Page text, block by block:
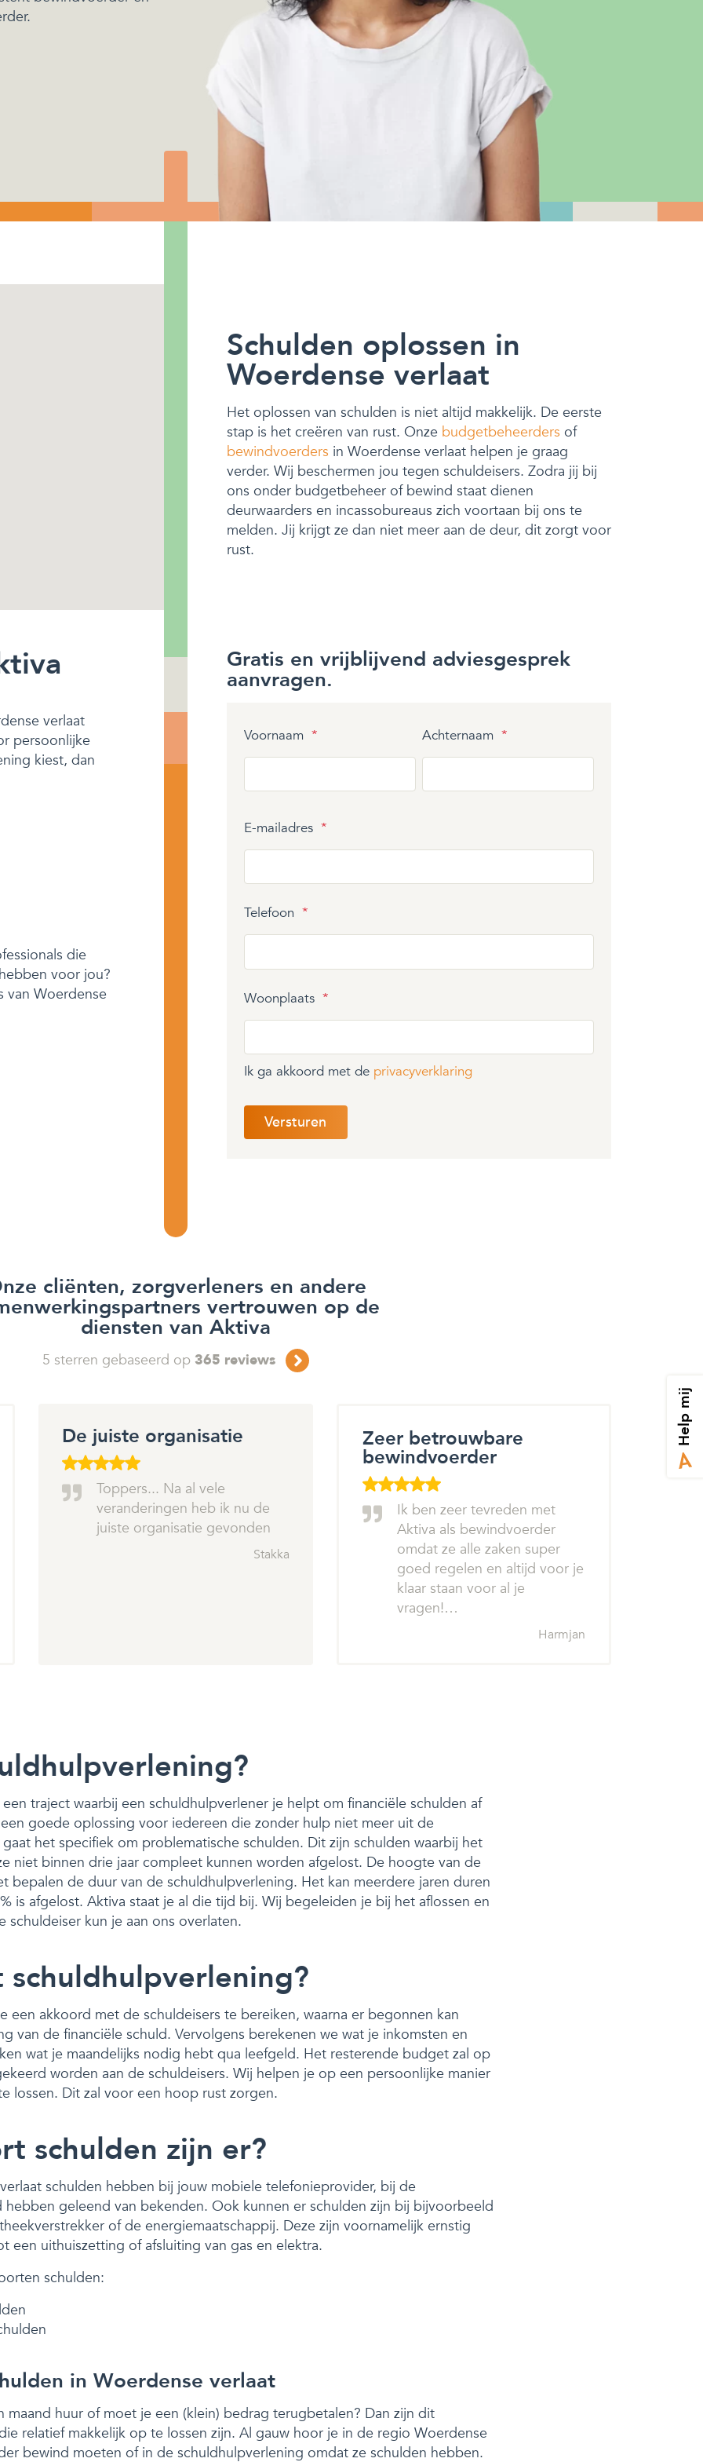
Help mij
Schulden oplossen in
Woerdense verlaat
Het oplossen van schulden is niet altijd makkelijk. De eerste
stap is het creëren van rust. Onze budgetbeheerders of
bewindvoerders in Woerdense verlaat helpen je graag
verder. Wij beschermen jou tegen schuldeisers. Zodra jij bij
ons onder budgetbeheer of bewind staat dienen
deurwaarders en incassobureaus zich voortaan bij ons te
melden. Jij krijgt ze dan niet meer aan de deur, dit zorgt voor
rust.
verlaat
persoonlijke
kiest, dan
die
voor jou?
van Woerdense
Gratis en vrijblijvend adviesgesprek
aanvragen.
Voornaam * Achternaam *
E-mailadres *
Telefoon *
Woonplaats *
Ik ga akkoord met de privacyverklaring
cliënten, zorgverleners en andere
vertrouwen op de
diensten van Aktiva
5 sterren gebaseerd op 365 reviews
De juiste organisatie
Toppers... Na al vele
veranderingen heb ik nu de
juiste organisatie gevonden
Stakka
Zeer betrouwbare
bewindvoerder
Ik ben zeer tevreden met
Aktiva als bewindvoerder
omdat ze alle zaken super
goed regelen en altijd voor je
klaar staan voor al je
vragen!…
Harmjan
traject waarbij een schuldhulpverlener je helpt om financiële schulden af
goede oplossing voor iedereen die zonder hulp niet meer uit de
het specifiek om problematische schulden. Dit zijn schulden waarbij het
niet binnen drie jaar compleet kunnen worden afgelost. De hoogte van de
bepalen de duur van de schuldhulpverlening. Het kan meerdere jaren duren
is afgelost. Aktiva staat je al die tijd bij. Wij begeleiden je bij het aflossen en
kun je aan ons overlaten.
een akkoord met de schuldeisers te bereiken, waarna er begonnen kan
van de financiële schuld. Vervolgens berekenen we wat je inkomsten en
wat je maandelijks nodig hebt qua leefgeld. Het resterende budget zal op
worden aan de schuldeisers. Wij helpen je op een persoonlijke manier
lossen. Dit zal voor een hoop rust zorgen.
schulden zijn er?
schulden hebben bij jouw mobiele telefonieprovider, bij de
geleend van bekenden. Ook kunnen er schulden zijn bij bijvoorbeeld
of de energiemaatschappij. Deze zijn voornamelijk ernstig
een uithuiszetting of afsluiting van gas en elektra.
schulden:
in Woerdense verlaat
maand huur of moet je een (klein) bedrag terugbetalen? Dan zijn dit
relatief makkelijk op te lossen zijn. Al gauw hoor je in de regio Woerdense
bewind moeten of in de schuldhulpverlening omdat ze schulden hebben.